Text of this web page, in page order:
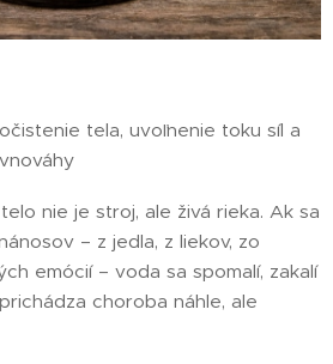
tela, uvoľnenie toku síl a
nie je stroj, ale živá rieka. Ak sa
– z jedla, z liekov, zo
emócií – voda sa spomalí, zakalí
choroba náhle, ale